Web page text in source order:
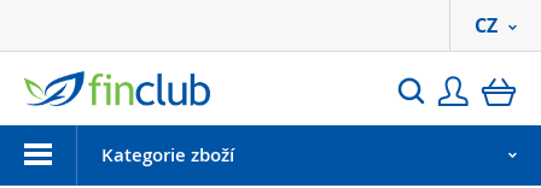
Hledat
CZ
MenuKategorie zboží